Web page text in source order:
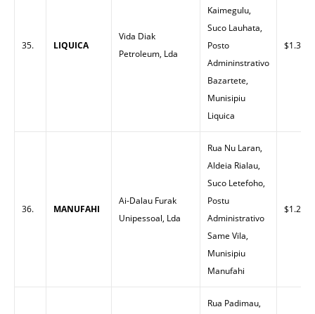
35. LIQUICA
Vida Diak
Petroleum, Lda
Kaimegulu,
Suco Lauhata,
Posto
Admininstrativo
Bazartete,
Munisipiu
Liquica
$1.30
36. MANUFAHI
Ai-Dalau Furak
Unipessoal, Lda
Rua Nu Laran,
Aldeia Rialau,
Suco Letefoho,
Postu
Administrativo
Same Vila,
Munisipiu
Manufahi
$1.25
Rua Padimau,